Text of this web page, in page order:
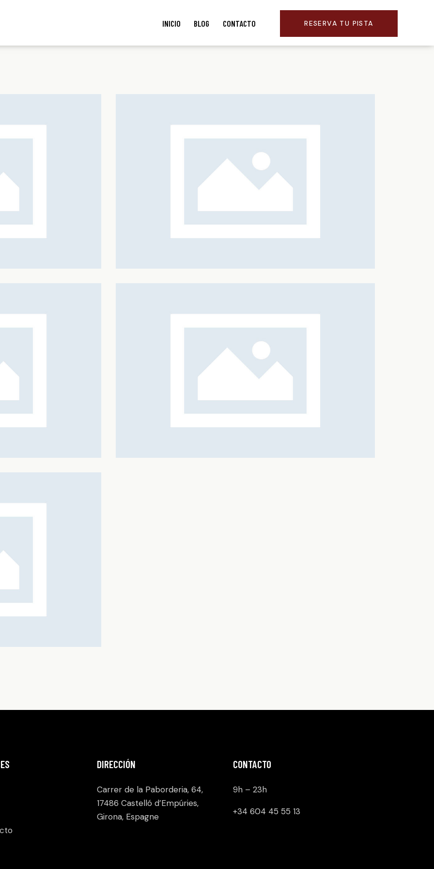
INICIO BLOG CONTACTO RESERVA TU PISTA
BADMINTON CLASSICS
Sports
Sports
DIRECCIÓN
Carrer de la Paborderia, 64,
17486 Castelló d’Empúries,
Girona, Espagne
CONTACTO
9h – 23h
+34 604 45 55 13